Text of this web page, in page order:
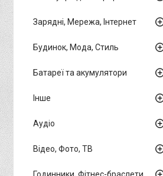
Зарядні, Мережа, Інтернет
Будинок, Мода, Стиль
Батареї та акумулятори
Інше
Аудіо
Відео, Фото, ТВ